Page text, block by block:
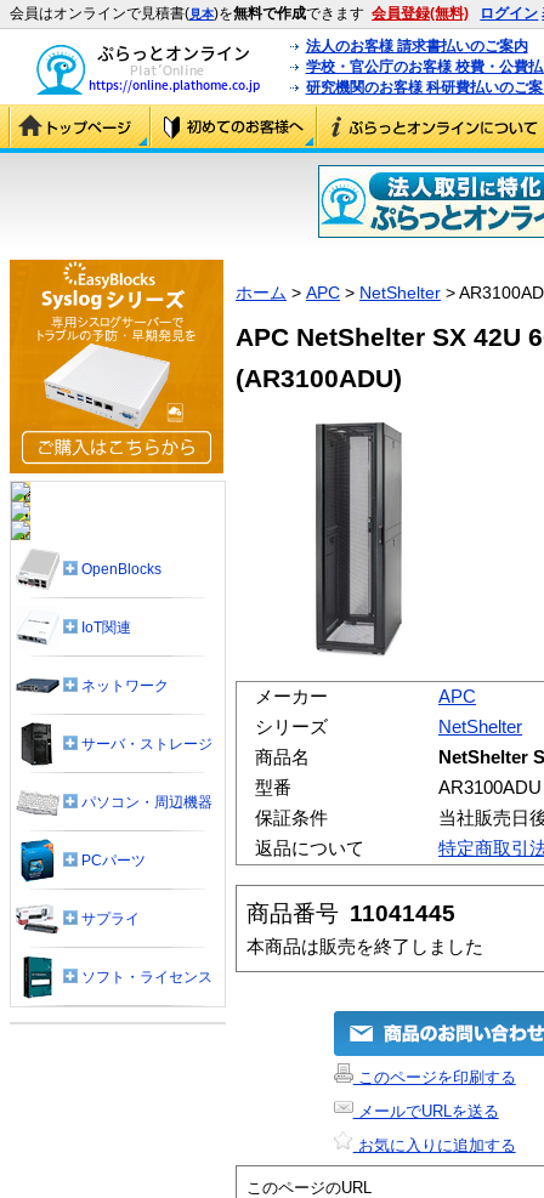
会員はオンラインで見積書(見本)を無料で作成できます 会員登録(無料) ログイン
法人のお客様 請求書払いのご案内
学校・官公庁のお客様 校費・公費
研究機関のお客様 科研費払いのご
ホーム > APC > NetShelter >
APC NetShelter SX 42U
(AR3100ADU)
メーカー
APC
シリーズ
NetShelter
商品名
NetShelter
型番
AR3100ADU
保証条件
当社販売日
返品について
特定商取引
商品番号 11041445
本商品は販売を終了しました
このページを印刷する
メールでURLを送る
お気に入りに追加する
このページのURL
OpenBlocks
IoT関連
ネットワーク
サーバ・ストレージ
パソコン・周辺機器
PCパーツ
サプライ
ソフト・ライセンス